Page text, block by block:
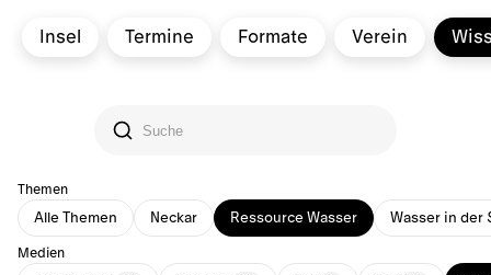
Insel Termine Formate Verein
Themen
Alle Themen Neckar Ressource Wasser Wasser in der
Medien